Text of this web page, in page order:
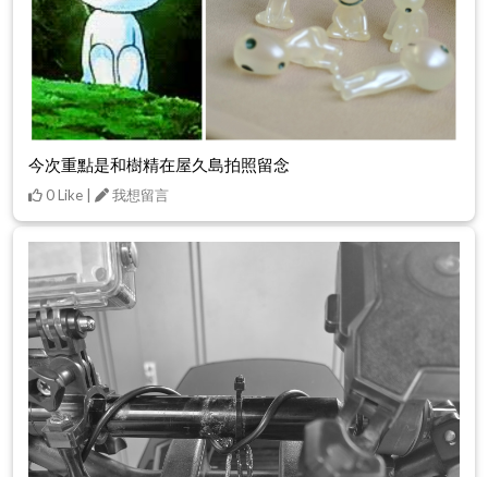
今次重點是和樹精在屋久島拍照留念
0 Like | 我想留言